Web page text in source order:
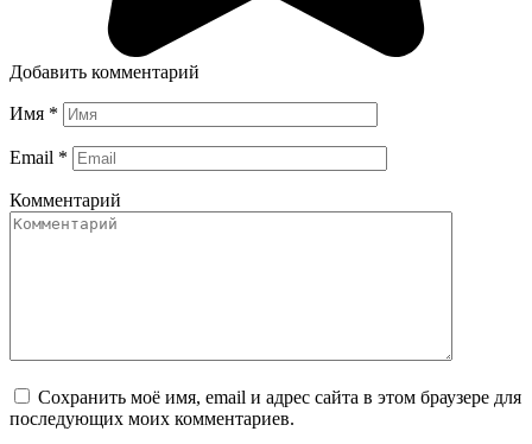
Добавить комментарий
Имя *
Email *
Комментарий
Сохранить моё имя, email и адрес сайта в этом браузере для
последующих моих комментариев.